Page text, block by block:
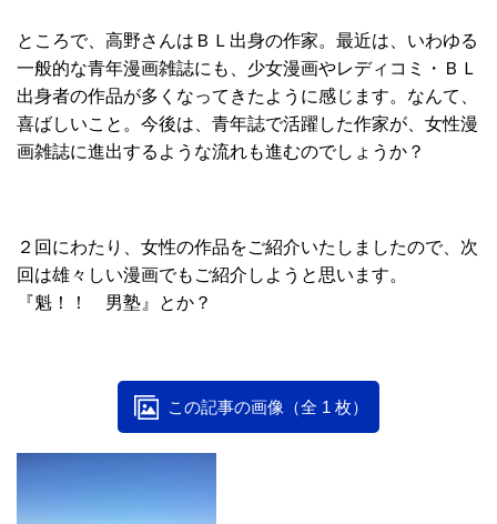
ところで、高野さんはＢＬ出身の作家。最近は、いわゆる
一般的な青年漫画雑誌にも、少女漫画やレディコミ・ＢＬ
出身者の作品が多くなってきたように感じます。なんて、
喜ばしいこと。今後は、青年誌で活躍した作家が、女性漫
画雑誌に進出するような流れも進むのでしょうか？
２回にわたり、女性の作品をご紹介いたしましたので、次
回は雄々しい漫画でもご紹介しようと思います。
『魁！！ 男塾』とか？
この記事の画像（全 1 枚）